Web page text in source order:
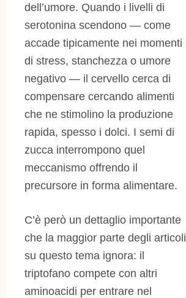
dell’umore. Quando i livelli di
serotonina scendono — come
accade tipicamente nei momenti
di stress, stanchezza o umore
negativo — il cervello cerca di
compensare cercando alimenti
che ne stimolino la produzione
rapida, spesso i dolci. I semi di
zucca interrompono quel
meccanismo offrendo il
precursore in forma alimentare.
C’è però un dettaglio importante
che la maggior parte degli articoli
su questo tema ignora: il
triptofano compete con altri
aminoacidi per entrare nel